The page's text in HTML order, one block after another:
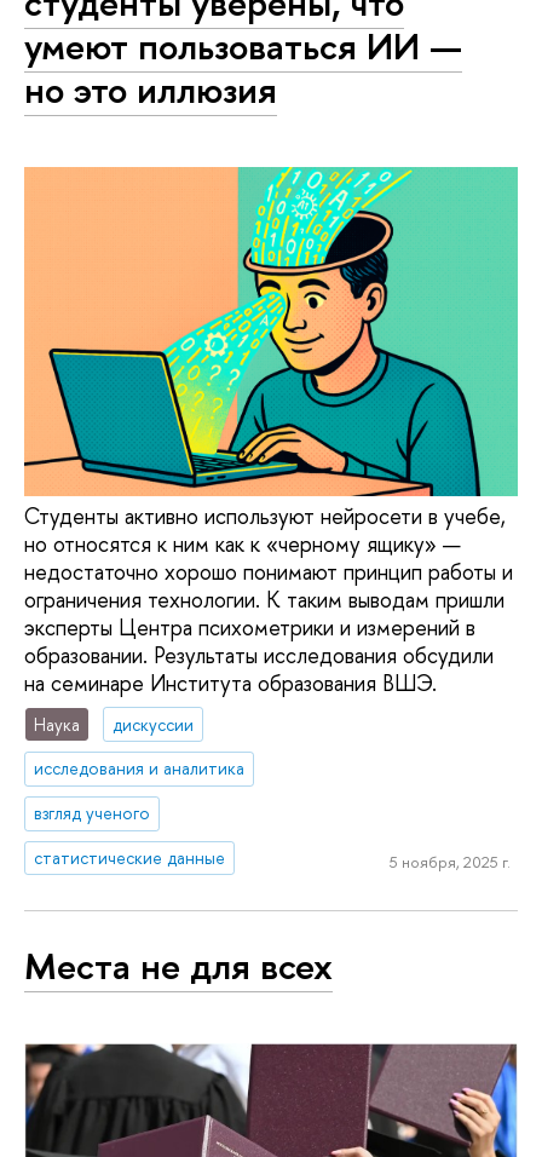
умеют пользоваться ИИ —
но это иллюзия
Студенты активно используют нейросети в учебе,
но относятся к ним как к «черному ящику» —
недостаточно хорошо понимают принцип работы и
ограничения технологии. К таким выводам пришли
эксперты Центра психометрики и измерений в
образовании. Результаты исследования обсудили
на семинаре Института образования ВШЭ.
Наука
дискуссии
исследования и аналитика
взгляд ученого
статистические данные
5 ноября, 2025 г.
Места не для всех